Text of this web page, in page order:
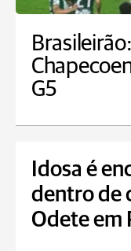
G5
Idosa é
dentro de
Odete em